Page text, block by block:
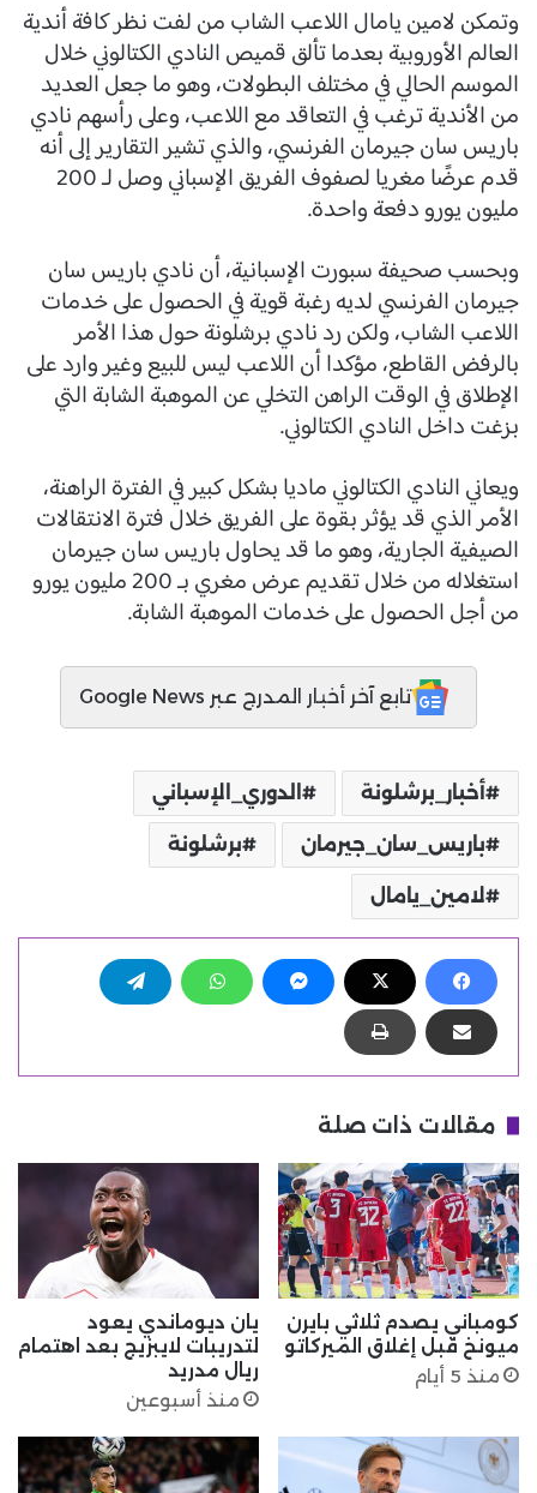
وتمكن لامين يامال اللاعب الشاب من لفت نظر كافة أندية
العالم الأوروبية بعدما تألق قميص النادي الكتالوني خلال
الموسم الحالي في مختلف البطولات، وهو ما جعل العديد
من الأندية ترغب في التعاقد مع اللاعب، وعلى رأسهم نادي
باريس سان جيرمان الفرنسي، والذي تشير التقارير إلى أنه
قدم عرضًا مغريا لصفوف الفريق الإسباني وصل لـ 200
مليون يورو دفعة واحدة.
وبحسب صحيفة سبورت الإسبانية، أن نادي باريس سان
جيرمان الفرنسي لديه رغبة قوية في الحصول على خدمات
اللاعب الشاب، ولكن رد نادي برشلونة حول هذا الأمر
بالرفض القاطع، مؤكدا أن اللاعب ليس للبيع وغير وارد على
الإطلاق في الوقت الراهن التخلي عن الموهبة الشابة التي
بزغت داخل النادي الكتالوني.
ويعاني النادي الكتالوني ماديا بشكل كبير في الفترة الراهنة،
الأمر الذي قد يؤثر بقوة على الفريق خلال فترة الانتقالات
الصيفية الجارية، وهو ما قد يحاول باريس سان جيرمان
استغلاله من خلال تقديم عرض مغري بـ 200 مليون يورو
من أجل الحصول على خدمات الموهبة الشابة.
تابع آخر أخبار المدرج عبر Google News
أخبار_برشلونة الدوري_الإسباني
باريس_سان_جيرمان برشلونة
لامين_يامال
مقالات ذات صلة
كومباني يصدم ثلاثي بايرن
ميونخ قبل إغلاق الميركاتو
منذ 5 أيام
يان ديوماندي يعود
لتدريبات لايبزيج بعد اهتمام
ريال مدريد
منذ أسبوعين